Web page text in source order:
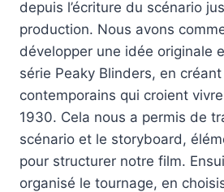
depuis l’écriture du scénario
production. Nous avons
développer une idée originale
série Peaky Blinders, en
contemporains qui croient
1930. Cela nous a permis de
scénario et le storyboard,
pour structurer notre film.
organisé le tournage, en